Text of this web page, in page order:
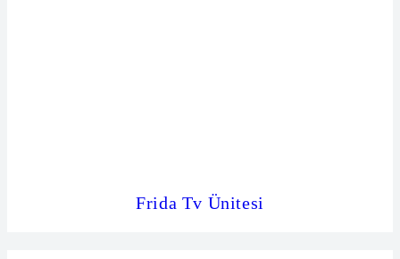
Frida Tv Ünitesi